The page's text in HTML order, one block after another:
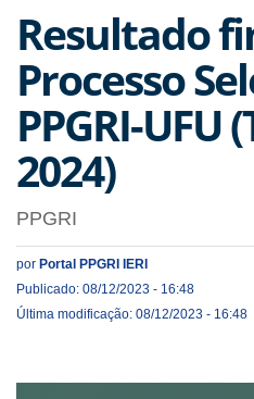
Resultado
Processo
PPGRI-UFU
2024)
PPGRI
por Portal PPGRI IERI
Publicado: 08/12/2023 - 16:48
Última modificação: 08/12/2023 - 16:48